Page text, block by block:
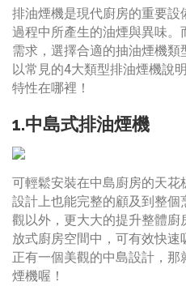
排油煙機是現代廚房的重要
過程中所產生的油煙與異味。
需求，選擇合適的抽油煙機
以常見的4大類型排油煙機說
特性在哪裡！
1.中島式排油煙機
可輕鬆安裝在中島廚房的天
設計上也能完整的顧及到整
觀以外，更大大的提升整體
放式廚房空間中，可有效快
正有一個美觀的中島設計，
煙機喔！